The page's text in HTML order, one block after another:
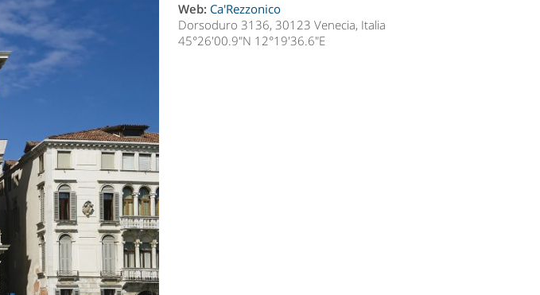
Web: Ca'Rezzonico
Dorsoduro 3136, 30123 Venecia, Italia
45°26'00.9"N 12°19'36.6"E